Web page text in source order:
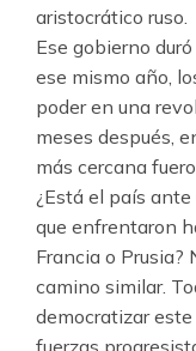
aristocrático ruso.
Ese gobierno
ese mismo año,
poder en una
meses después,
más cercana
¿Está el país
que enfrentaron
Francia o Prusia?
camino similar.
democratizar
fuerzas